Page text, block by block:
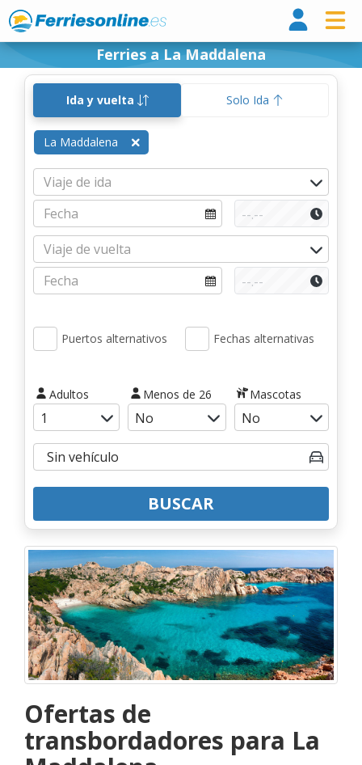
Ferries a La Maddalena
Ida y vuelta Solo Ida
La Maddalena
Puertos alternativos Fechas alternativas
Adultos Menos de 26 Mascotas
BUSCAR
Ofertas de
transbordadores para La